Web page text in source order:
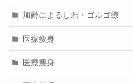
加齢によるしわ・ゴルゴ線
医療痩身
医療痩身